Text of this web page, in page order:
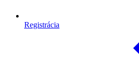
Registrácia